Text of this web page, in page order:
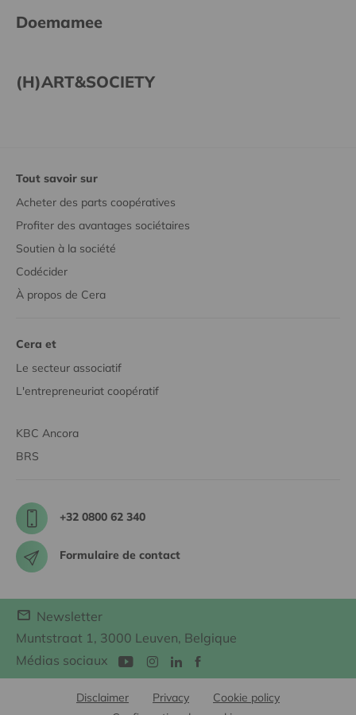
Doemamee
(H)ART&SOCIETY
Tout savoir sur
Acheter des parts coopératives
Profiter des avantages sociétaires
Soutien à la société
Codécider
À propos de Cera
Cera et
Le secteur associatif
L'entrepreneuriat coopératif
KBC Ancora
BRS
+32 0800 62 340
Formulaire de contact
Newsletter
Muntstraat 1, 3000 Leuven, Belgique
Médias sociaux
Disclaimer Privacy
Cookie policy